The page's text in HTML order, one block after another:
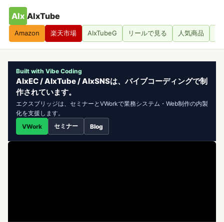
AIx AIxTube
Amazon 楽天市場 AIxTubeG リールで見る 人気商品
Built with Vibe Coding
AIxEC / AIxTube / AIxSNSは、バイブコーディングで制
作されています。
エクスブリッジは、セミナーとVWorkで業務システム・Web制作の内製
化を支援します。
VWork
セミナー Blog